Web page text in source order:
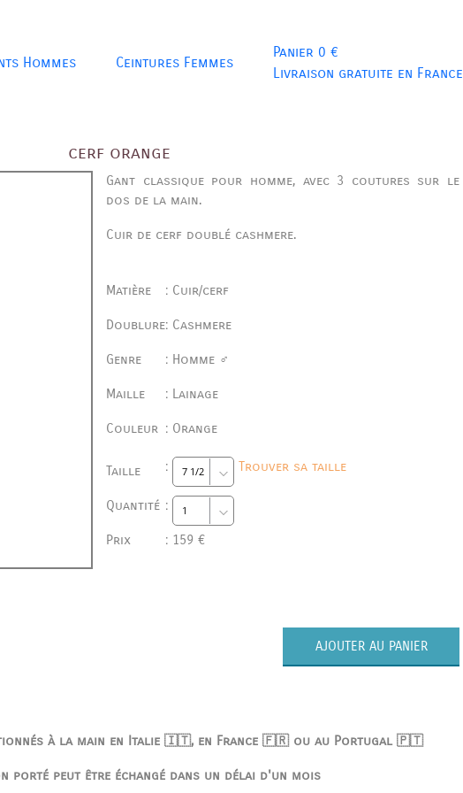
Hommes Ceintures Femmes
Panier 0 €
Livraison gratuite en France
cerf orange
Gant classique pour homme, avec 3 coutures sur le
dos de la main.
Cuir de cerf doublé cashmere.
Matière : Cuir/cerf
Doublure: Cashmere
Genre : Homme ♂
Maille : Lainage
Couleur : Orange
Taille : Trouver sa taille
Quantité :
Prix : 159 €
AJOUTER AU PANIER
à la main en Italie 🇮🇹, en France 🇫🇷 ou au Portugal 🇵🇹
porté peut être échangé dans un délai d'un mois